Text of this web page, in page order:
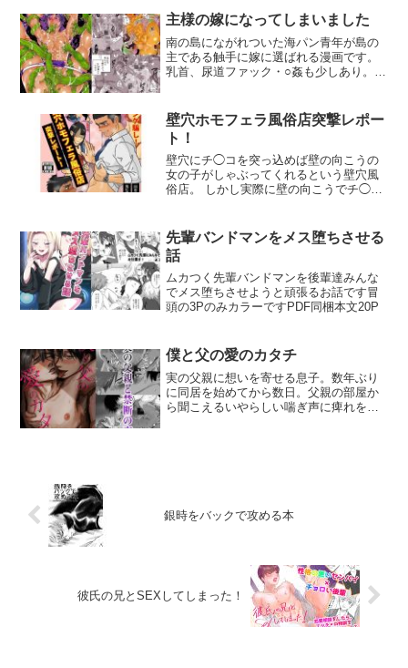
が、その日の晩、旭の目の前に飛び込ん
できたものはーーー…！いちゃいちゃド
タバタなラブコメです。
主様の嫁になってしまいました
南の島にながれついた海パン青年が島の
主である触手に嫁に選ばれる漫画です。
乳首、尿道ファック・○姦も少しあり。カ
壁穴ホモフェラ風俗店突撃レポー
ト！
壁穴にチ◯コを突っ込めば壁の向こうの
女の子がしゃぶってくれるという壁穴風
俗店。 しかし実際に壁の向こうでチ◯コ
先輩バンドマンをメス堕ちさせる
話
ムカつく先輩バンドマンを後輩達みんな
でメス堕ちさせようと頑張るお話です冒
頭の3PのみカラーですPDF同梱本文20P
僕と父の愛のカタチ
実の父親に想いを寄せる息子。数年ぶり
に同居を始めてから数日。父親の部屋か
ら聞こえるいやらしい喘ぎ声に痺れを切
銀時をバックで攻める本
彼氏の兄とSEXしてしまった！